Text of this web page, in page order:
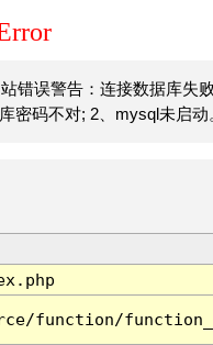
错误警告：连接数据库失
密码不对; 2、mysql未启动
function/